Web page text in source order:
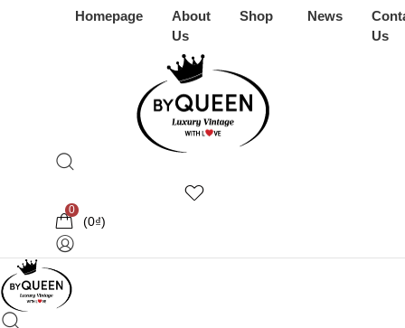
Homepage
About
Us
Shop News
Us
0
(0₫)